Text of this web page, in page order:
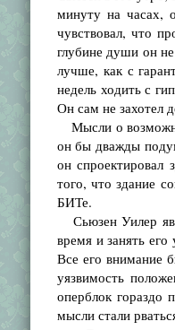
минуту на часах,
чувствовал, что
глубине души он
лучше, как с
недель ходить с
Он сам не захотел
Мысли о
он бы дважды
он спроектировал
того, что здание
БИТе.
Сьюзен Уилер
время и занять
Все его внимание
уязвимость
оперблок гораздо
мысли стали